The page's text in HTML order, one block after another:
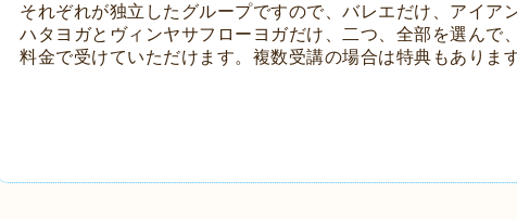
それぞれが独立したグループですので、バレエだけ、アイア
ハタヨガとヴィンヤサフローヨガだけ、二つ、全部を選んで
料金で受けていただけます。複数受講の場合は特典もあります